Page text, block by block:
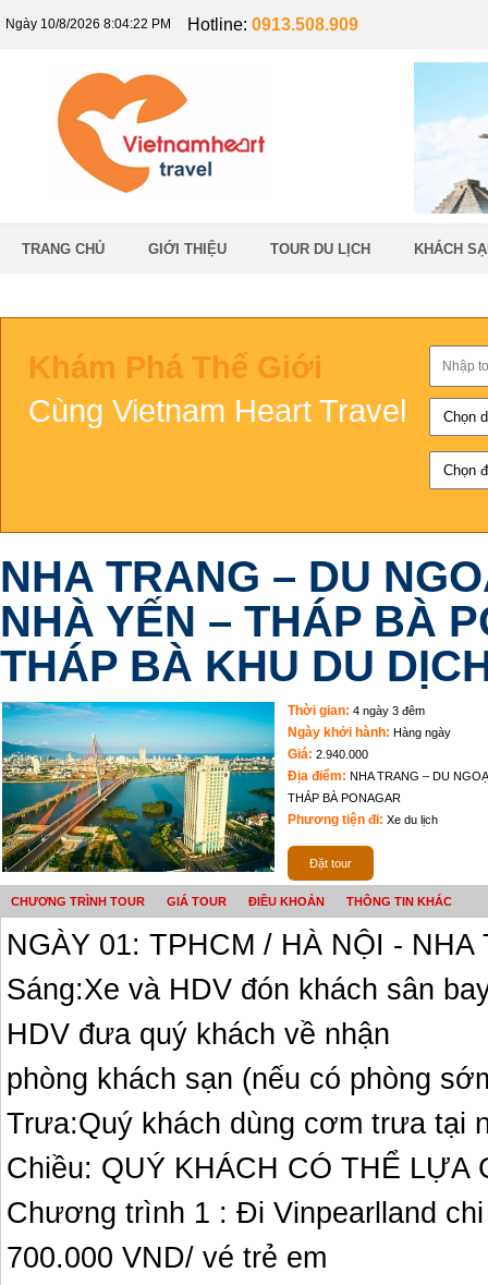
Ngày 10/8/2026 8:04:23 PM Hotline: 0913.508.909
TRANG CHỦ GIỚI THIỆU TOUR DU LỊCH KHÁCH
Khám Phá Thế Giới
Cùng Vietnam Heart Travel
NHA TRANG – DU
NHÀ YẾN – THÁP BÀ
THÁP BÀ KHU DU
Thời gian: 4 ngày 3 đêm
Ngày khởi hành: Hàng ngày
Giá: 2.940.000
Địa điểm: NHA TRANG – DU
THÁP BÀ PONAGAR
Phương tiện đi: Xe du lịch
Đặt tour
CHƯƠNG TRÌNH TOUR GIÁ TOUR ĐIỀU KHOẢN THÔNG TIN KHÁC
NGÀY 01: TPHCM / HÀ NỘI -
Sáng:Xe và HDV đón khách sân
HDV đưa quý khách về nhận
phòng khách sạn (nếu có phòng
Trưa:Quý khách dùng cơm trưa tại
Chiều: QUÝ KHÁCH CÓ THỂ
Chương trình 1 : Đi Vinpearlland
700.000 VND/ vé trẻ em